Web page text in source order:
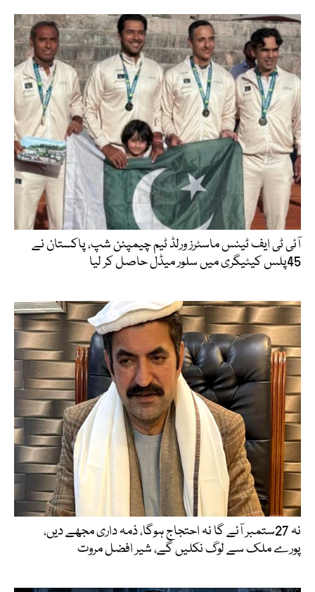
آئی ٹی ایف ٹینس ماسٹرز ورلڈ ٹیم چیمپئن شپ، پاکستان نے
45پلس کیٹیگری میں سلور میڈل حاصل کر لیا
نہ 27ستمبر آئے گا نہ احتجاج ہوگا، ذمہ داری مجھے دیں،
پورے ملک سے لوگ نکلیں گے، شیر افضل مروت